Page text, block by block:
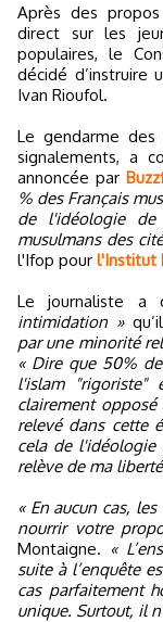
Après des propos controversés sur la chaîne CNEWS en
direct sur les
populaires, le
décidé d’instruire
Ivan Rioufol.
Le gendarme
signalements, a
annoncée par
% des Français
de l'idéologie
musulmans des
l'Ifop pour l'Institut
Le journaliste a
intimidation »qu’il
par une minorité
« Dire que 50%
l'islam "rigoriste"
clairement
relevé dans cette
cela de l'idéologie
relève de ma
« En aucun cas,
nourrir votre
Montaigne. «
suite à l’enquête
cas parfaitement
unique. Surtout, il